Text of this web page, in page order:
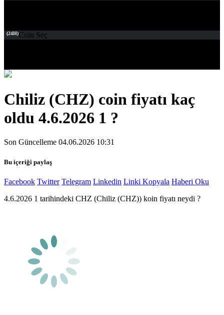
(24H)Coin Seç
Chiliz (CHZ) coin fiyatı kaç
oldu 4.6.2026 1 ?
Son Güncelleme 04.06.2026 10:31
Bu içeriği paylaş
Facebook Twitter Telegram Linkedin Linki Kopyala Haberi Oku
4.6.2026 1 tarihindeki CHZ (Chiliz (CHZ)) koin fiyatı neydi ?